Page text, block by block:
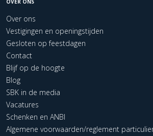
OVER ONS
Over ons
Vestigingen en openingstijden
Gesloten op feestdagen
Contact
Blijf op de hoogte
Blog
SBK in de media
Vacatures
Schenken en ANBI
Algemene voorwaarden/reglement